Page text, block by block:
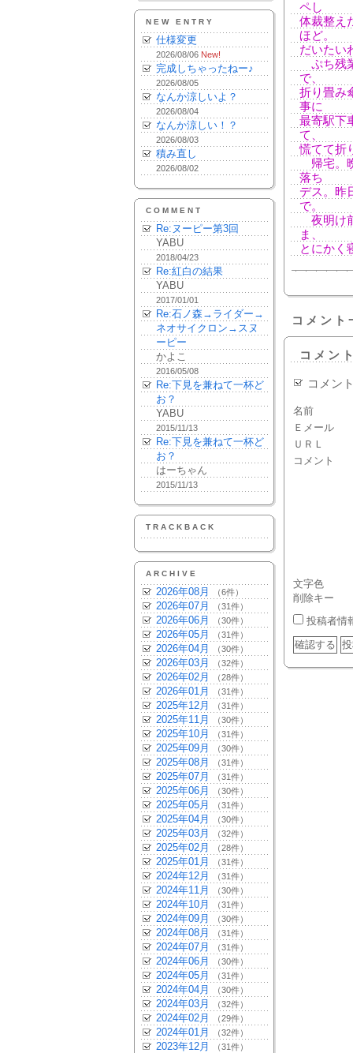
NEW ENTRY
仕様変更
2026/08/06 New!
完成しちゃったねー♪
2026/08/05
なんか涼しいよ？
2026/08/04
なんか涼しい！？
2026/08/03
積み直し
2026/08/02
COMMENT
Re:ヌーピー第3回
YABU
2018/04/23
Re:紅白の結果
YABU
2017/01/01
Re:石ノ森→ライダー→
ネオサイクロン→スヌ
ーピー
かよこ
2016/05/08
Re:下見を兼ねて一杯ど
お？
YABU
2015/11/13
Re:下見を兼ねて一杯ど
お？
はーちゃん
2015/11/13
TRACKBACK
ARCHIVE
2026年08月 （6件）
2026年07月 （31件）
2026年06月 （30件）
2026年05月 （31件）
2026年04月 （30件）
2026年03月 （32件）
2026年02月 （28件）
2026年01月 （31件）
2025年12月 （31件）
2025年11月 （30件）
2025年10月 （31件）
2025年09月 （30件）
2025年08月 （31件）
2025年07月 （31件）
2025年06月 （30件）
2025年05月 （31件）
2025年04月 （30件）
2025年03月 （32件）
2025年02月 （28件）
2025年01月 （31件）
2024年12月 （31件）
2024年11月 （30件）
2024年10月 （31件）
2024年09月 （30件）
2024年08月 （31件）
2024年07月 （31件）
2024年06月 （30件）
2024年05月 （31件）
2024年04月 （30件）
2024年03月 （32件）
2024年02月 （29件）
2024年01月 （32件）
2023年12月 （31件）
ペし
体裁整え
ほど。
だいたい
ぷち残
で、
折り畳み
事に
最寄駅下
て、
慌てて折
帰宅。
落ち
デス。昨
で。
夜明け
ま、
とにかく
コメント
コメン
コメン
名前
Ｅメール
ＵＲＬ
コメント
文字色
削除キー
投稿者情